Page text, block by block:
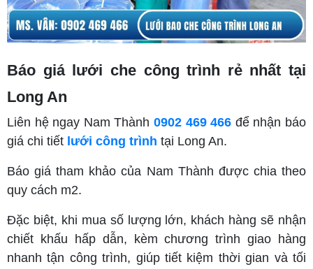
Báo giá lưới che công trình rẻ nhất tại
Long An
Liên hệ ngay Nam Thành 0902 469 466 để nhận báo
giá chi tiết lưới công trình tại Long An.
Báo giá tham khảo của Nam Thành được chia theo
quy cách m2.
Đặc biệt, khi mua số lượng lớn, khách hàng sẽ nhận
chiết khấu hấp dẫn, kèm chương trình giao hàng
nhanh tận công trình, giúp tiết kiệm thời gian và tối